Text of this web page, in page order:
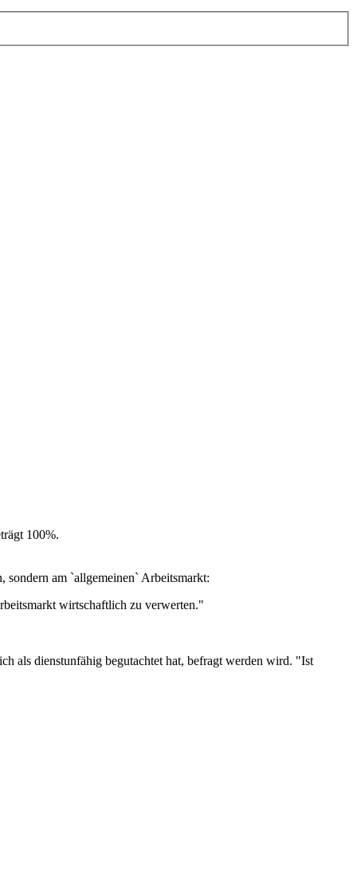
100%.
sondern am `allgemeinen` Arbeitsmarkt:
wirtschaftlich zu verwerten."
als dienstunfähig begutachtet hat, befragt werden wird. "Ist